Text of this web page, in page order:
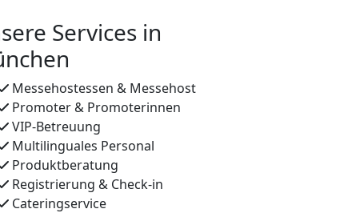
Services in
Messehostessen & Messehost
Promoter & Promoterinnen
VIP-Betreuung
Multilinguales Personal
Produktberatung
Registrierung & Check-in
Cateringservice